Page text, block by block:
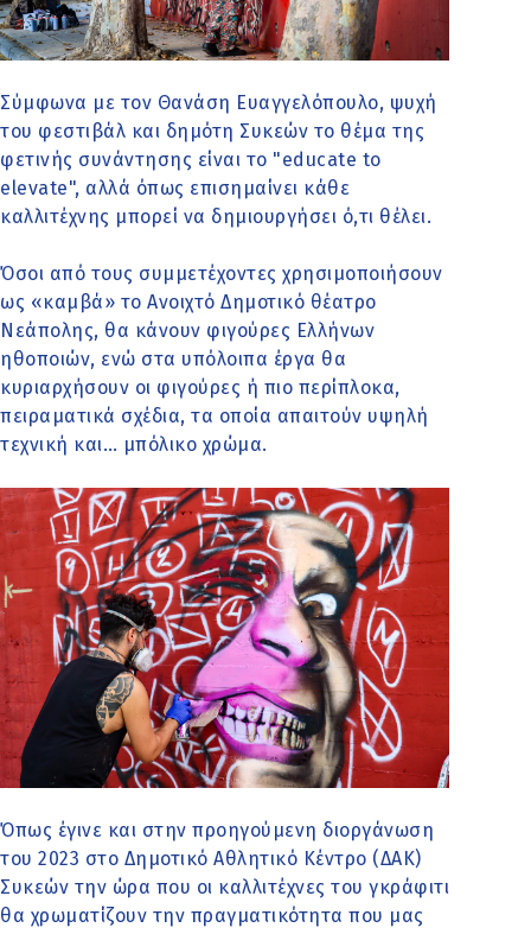
Σύμφωνα με τον Θανάση Ευαγγελόπουλο, ψυχή
του φεστιβάλ και δημότη Συκεών το θέμα της
φετινής συνάντησης είναι το "educate to
elevate", αλλά όπως επισημαίνει κάθε
καλλιτέχνης μπορεί να δημιουργήσει ό,τι θέλει.
Όσοι από τους συμμετέχοντες χρησιμοποιήσουν
ως «καμβά» το Ανοιχτό Δημοτικό θέατρο
Νεάπολης, θα κάνουν φιγούρες Ελλήνων
ηθοποιών, ενώ στα υπόλοιπα έργα θα
κυριαρχήσουν οι φιγούρες ή πιο περίπλοκα,
πειραματικά σχέδια, τα οποία απαιτούν υψηλή
τεχνική και… μπόλικο χρώμα.
Όπως έγινε και στην προηγούμενη διοργάνωση
του 2023 στο Δημοτικό Αθλητικό Κέντρο (ΔΑΚ)
Συκεών την ώρα που οι καλλιτέχνες του γκράφιτι
θα χρωματίζουν την πραγματικότητα που μας